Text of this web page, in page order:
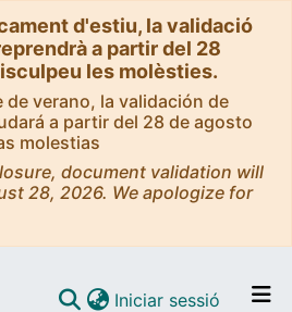
d'estiu, la validació
a partir del 28
les molèsties.
verano, la validación de
a partir del 28 de agosto
molestias
document validation will
28, 2026. We apologize for
Iniciar sessió (current)